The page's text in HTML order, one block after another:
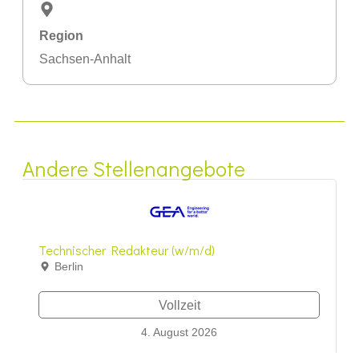
Region
Sachsen-Anhalt
Andere Stellenangebote
Technischer Redakteur (w/m/d)
Berlin
Vollzeit
4. August 2026